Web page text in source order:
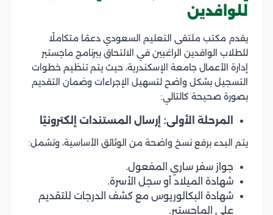
للوافدين
يقدم مكتب ملتقى التعليم السعودي دعمًا متكاملًا
للطلاب الوافدين الراغبين في الالتحاق ببرنامج ماجستير
إدارة الأعمال جامعة الإسكندرية، حيث يتم تنظيم خطوات
التسجيل بشكل واضح لتسهيل الإجراءات وضمان التقديم
بصورة صحيحة كالتالي:
المرحلة الأولى: إرسال المستندات إلكترونيًا
يتم البدء برفع نسخ واضحة من الوثائق الأساسية، وتشمل:
جواز سفر ساري المفعول.
شهادة الميلاد أو سجل الأسرة.
شهادة البكالوريوس مع كشف الدرجات للتقديم
على الماجستير.